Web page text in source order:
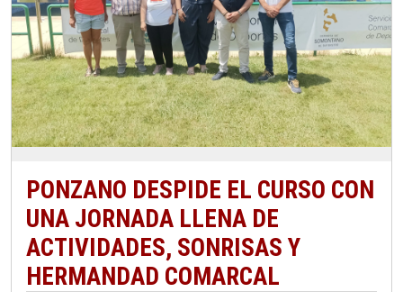
PONZANO DESPIDE EL CURSO CON
UNA JORNADA LLENA DE
ACTIVIDADES, SONRISAS Y
HERMANDAD COMARCAL